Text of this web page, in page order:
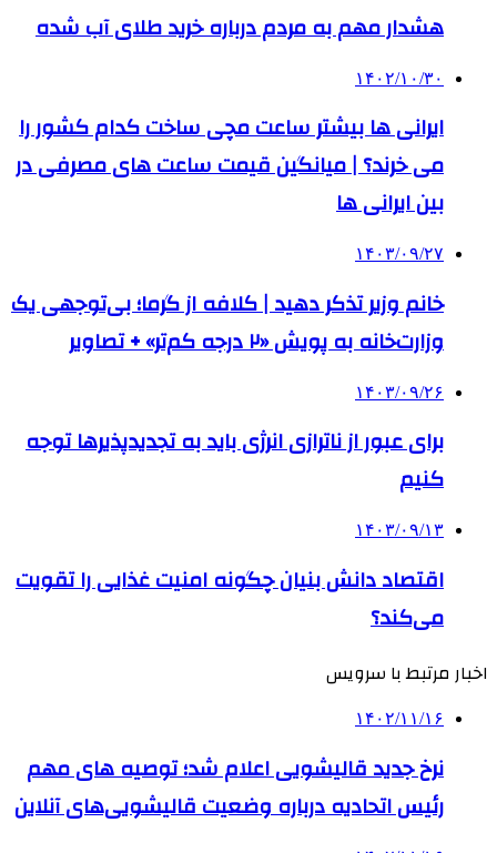
هشدار مهم به مردم درباره خرید طلای آب شده
۱۴۰۲/۱۰/۳۰
ایرانی‌ ها بیشتر ساعت مچی ساخت کدام کشور را
می‌ خرند؟ | میانگین قیمت ساعت‌ های مصرفی در
بین ایرانی ها
۱۴۰۳/۰۹/۲۷
خانم وزیر تذکر دهید | کلافه از گرما؛ بی‌توجهی یک
وزارت‌خانه به پویش «۲ درجه کم‌تر» + تصاویر
۱۴۰۳/۰۹/۲۶
برای عبور از ناترازی انرژی باید به تجدیدپذیرها توجه
کنیم
۱۴۰۳/۰۹/۱۳
اقتصاد دانش بنیان چگونه امنیت غذایی را تقویت
می‌کند؟
اخبار مرتبط با سرویس
۱۴۰۲/۱۱/۱۶
نرخ جدید قالیشویی اعلام شد؛ توصیه های مهم
رئیس اتحادیه درباره وضعیت قالیشویی‌های آنلاین